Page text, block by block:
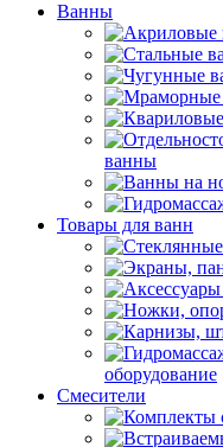
Ванны
ванны
Товары для ванн
оборудование
Смесители